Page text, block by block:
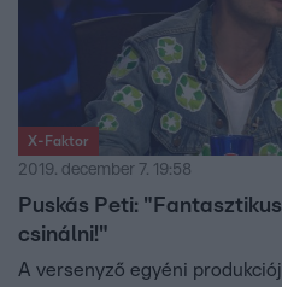
X-Faktor
2019. december 7. 19:58
Puskás Peti:
csinálni!"
A versenyző egyéni